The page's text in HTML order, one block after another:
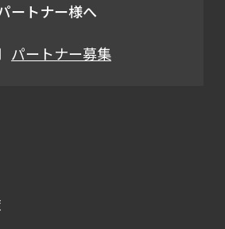
ートナー様へ
パートナー募集